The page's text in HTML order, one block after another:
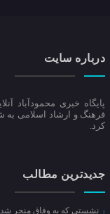
درباره سایت
پایگاه خبری محمودآباد
کرد.
جدیدترین مطالب
نشستی که به وفاق منجر شد